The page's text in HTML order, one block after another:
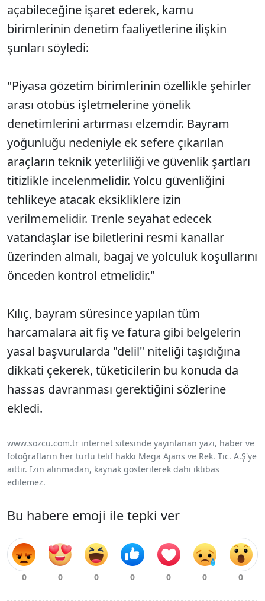
açabileceğine işaret ederek, kamu
birimlerinin denetim faaliyetlerine ilişkin
şunları söyledi:
"Piyasa gözetim birimlerinin özellikle şehirler
arası otobüs işletmelerine yönelik
denetimlerini artırması elzemdir. Bayram
yoğunluğu nedeniyle ek sefere çıkarılan
araçların teknik yeterliliği ve güvenlik şartları
titizlikle incelenmelidir. Yolcu güvenliğini
tehlikeye atacak eksikliklere izin
verilmemelidir. Trenle seyahat edecek
vatandaşlar ise biletlerini resmi kanallar
üzerinden almalı, bagaj ve yolculuk koşullarını
önceden kontrol etmelidir."
Kılıç, bayram süresince yapılan tüm
harcamalara ait fiş ve fatura gibi belgelerin
yasal başvurularda "delil" niteliği taşıdığına
dikkati çekerek, tüketicilerin bu konuda da
hassas davranması gerektiğini sözlerine
ekledi.
www.sozcu.com.tr internet sitesinde yayınlanan yazı, haber ve
fotoğrafların her türlü telif hakkı Mega Ajans ve Rek. Tic. A.Ş'ye
aittir. İzin alınmadan, kaynak gösterilerek dahi iktibas
edilemez.
Bu habere emoji ile tepki ver